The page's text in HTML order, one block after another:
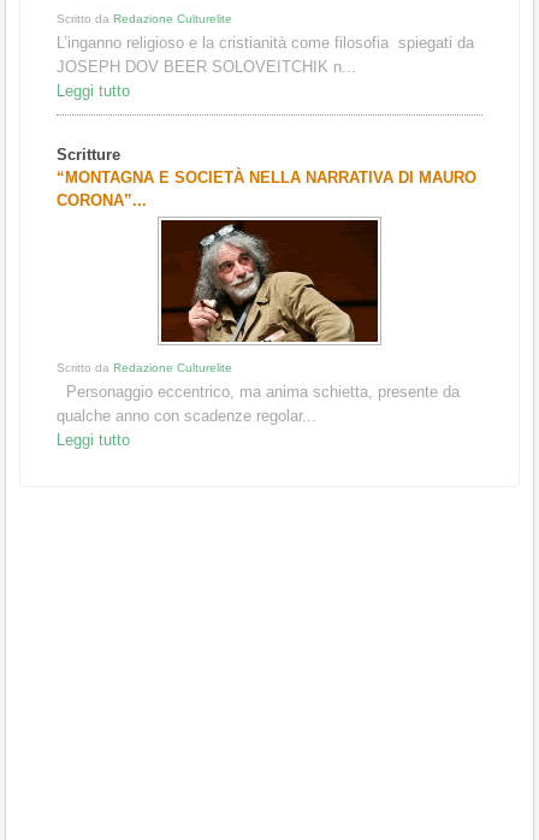
Scritto da Redazione Culturelite
L’inganno religioso e la cristianità come filosofia spiegati da
JOSEPH DOV BEER SOLOVEITCHIK n...
Leggi tutto
Scritture
“MONTAGNA E SOCIETÀ NELLA NARRATIVA DI MAURO
CORONA”...
Scritto da Redazione Culturelite
Personaggio eccentrico, ma anima schietta, presente da
qualche anno con scadenze regolar...
Leggi tutto